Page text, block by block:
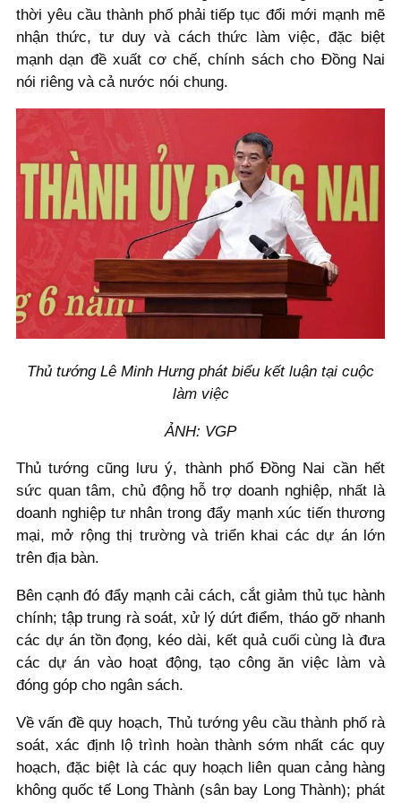
thời yêu cầu thành phố phải tiếp tục đổi mới mạnh mẽ
nhận thức, tư duy và cách thức làm việc, đặc biệt
mạnh dạn đề xuất cơ chế, chính sách cho Đồng Nai
nói riêng và cả nước nói chung.
Thủ tướng Lê Minh Hưng phát biểu kết luận tại cuộc
làm việc
ẢNH: VGP
Thủ tướng cũng lưu ý, thành phố Đồng Nai cần hết
sức quan tâm, chủ động hỗ trợ doanh nghiệp, nhất là
doanh nghiệp tư nhân trong đẩy mạnh xúc tiến thương
mại, mở rộng thị trường và triển khai các dự án lớn
trên địa bàn.
Bên cạnh đó đẩy mạnh cải cách, cắt giảm thủ tục hành
chính; tập trung rà soát, xử lý dứt điểm, tháo gỡ nhanh
các dự án tồn đọng, kéo dài, kết quả cuối cùng là đưa
các dự án vào hoạt động, tạo công ăn việc làm và
đóng góp cho ngân sách.
Về vấn đề quy hoạch, Thủ tướng yêu cầu thành phố rà
soát, xác định lộ trình hoàn thành sớm nhất các quy
hoạch, đặc biệt là các quy hoạch liên quan cảng hàng
không quốc tế Long Thành (sân bay Long Thành); phát